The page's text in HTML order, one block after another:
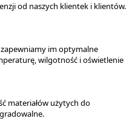
od naszych klientek i klientów.
im optymalne
wilgotność i oświetlenie
materiałów użytych do